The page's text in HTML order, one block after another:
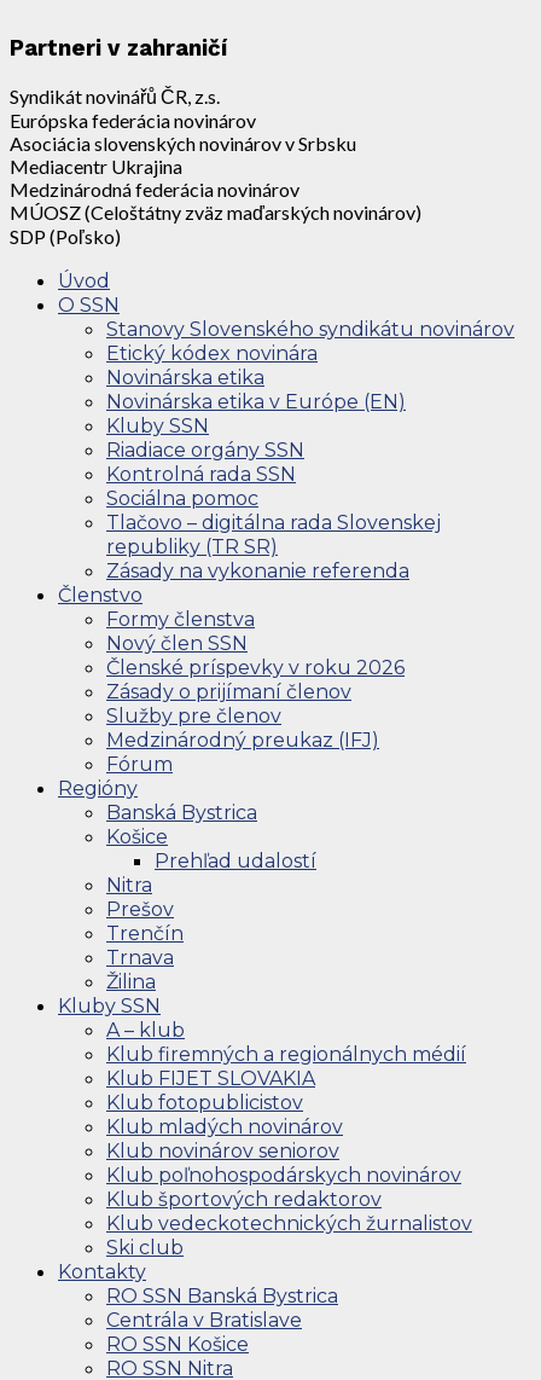
Partneri v zahraničí
Syndikát novinářů ČR, z.s.
Európska federácia novinárov
Asociácia slovenských novinárov v Srbsku
Mediacentr Ukrajina
Medzinárodná federácia novinárov
MÚOSZ (Celoštátny zväz maďarských novinárov)
SDP (Poľsko)
Úvod
O SSN
Stanovy Slovenského syndikátu novinárov
Etický kódex novinára
Novinárska etika
Novinárska etika v Európe (EN)
Kluby SSN
Riadiace orgány SSN
Kontrolná rada SSN
Sociálna pomoc
Tlačovo – digitálna rada Slovenskej
republiky (TR SR)
Zásady na vykonanie referenda
Členstvo
Formy členstva
Nový člen SSN
Členské príspevky v roku 2026
Zásady o prijímaní členov
Služby pre členov
Medzinárodný preukaz (IFJ)
Fórum
Regióny
Banská Bystrica
Košice
Prehľad udalostí
Nitra
Prešov
Trenčín
Trnava
Žilina
Kluby SSN
A – klub
Klub firemných a regionálnych médií
Klub FIJET SLOVAKIA
Klub fotopublicistov
Klub mladých novinárov
Klub novinárov seniorov
Klub poľnohospodárskych novinárov
Klub športových redaktorov
Klub vedeckotechnických žurnalistov
Ski club
Kontakty
RO SSN Banská Bystrica
Centrála v Bratislave
RO SSN Košice
RO SSN Nitra